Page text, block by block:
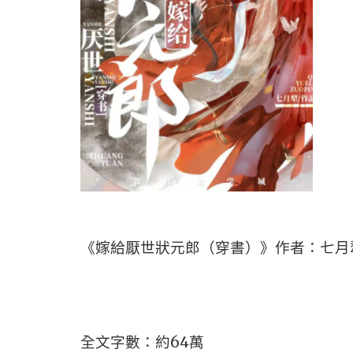
《嫁給厭世狀元郎（穿書）》作者：七
全文字數：約64萬